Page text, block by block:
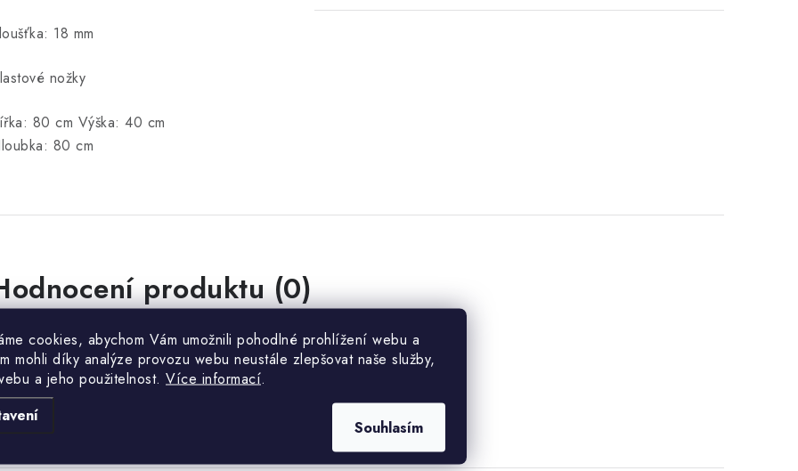
cookies, abychom Vám umožnili pohodlné prohlížení webu a
mohli díky analýze provozu webu neustále zlepšovat naše služby,
a jeho použitelnost. Více informací.
Souhlasím
18 mm
nožky
80 cm Výška: 40 cm
80 cm
produktu (0)
PŘIDAT HODNOCENÍ